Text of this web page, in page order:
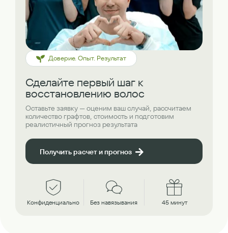
Доверие. Опыт. Результат
Сделайте первый шаг к
восстановлению волос
Оставьте заявку — оценим ваш случай, рассчитаем
количество графтов, стоимость и подготовим
реалистичный прогноз результата
Получить расчет и прогноз
Конфиденциально Без навязывания 45 минут